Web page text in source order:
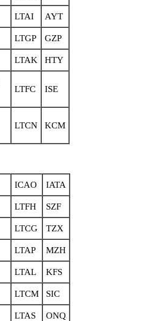
LTAI AYT
LTGP GZP
LTAK HTY
LTFC ISE
LTCN KCM
ICAO IATA
LTFH SZF
LTCG TZX
LTAP MZH
LTAL KFS
LTCM SIC
LTAS ONQ